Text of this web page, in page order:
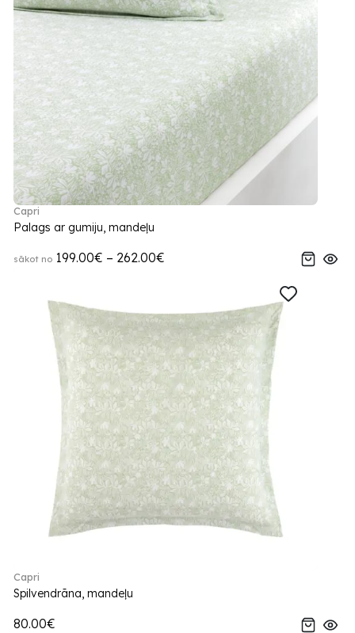
Capri
Palags ar gumiju, mandeļu
sākot no 199.00€ – 262.00€
Capri
Spilvendrāna, mandeļu
80.00€